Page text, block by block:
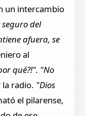
un intercambio
seguro del
afuera, se
al
qué?!". "No
la radio. "Dios
el pilarense,